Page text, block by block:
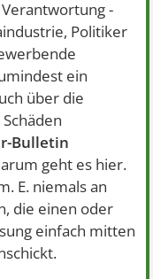
-
Politiker
ein
über die
Bulletin
geht es hier.
E. niemals an
die einen oder
einfach mitten